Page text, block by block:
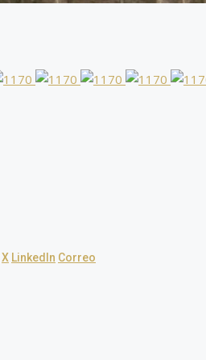
X LinkedIn Correo